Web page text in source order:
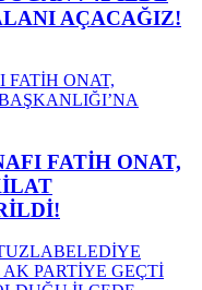
AÇACAĞIZ!
FATİH ONAT,